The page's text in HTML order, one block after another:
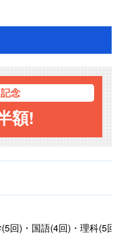
念
額!
回)・国語(4回)・理科(5回)